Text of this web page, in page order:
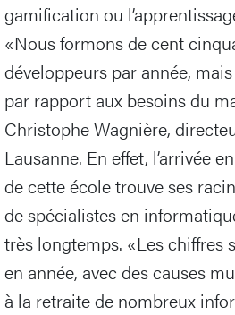
gamification ou
«Nous formons de cent
développeurs par année,
par rapport aux besoins du
Christophe Wagnière,
Lausanne. En effet, l’arrivée
de cette école trouve ses
de spécialistes en
très longtemps. «Les chiffres
en année, avec des causes
à la retraite de nombreux